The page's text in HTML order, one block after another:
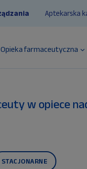
Aptekarska
Opieka farmaceutyczna
w opiece
STACJONARNE